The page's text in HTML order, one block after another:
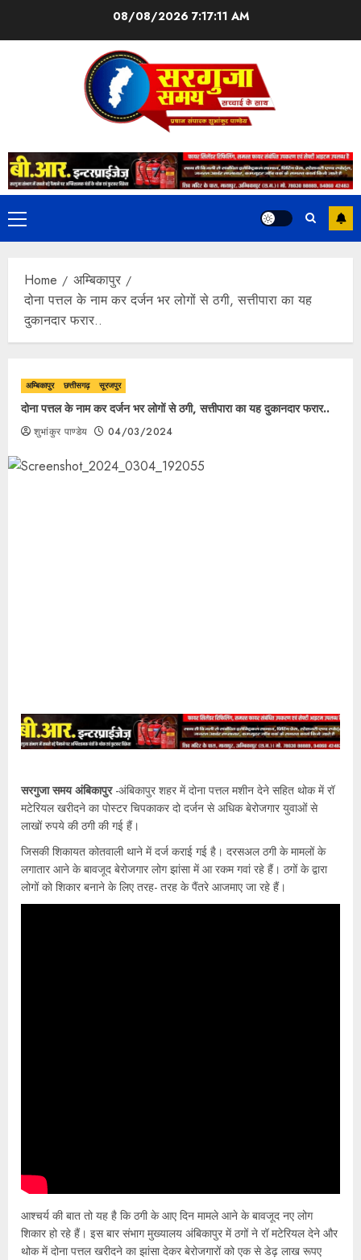
08/08/2026 7:17:11 AM
Home
अम्बिकापुर
दोना पत्तल के नाम कर दर्जन भर लोगों से ठगी, सत्तीपारा का यह
दुकानदार फरार..
अम्बिकापुर छत्तीसगढ़ सूरजपुर
दोना पत्तल के नाम कर दर्जन भर लोगों से ठगी, सत्तीपारा का यह दुकानदार फरार..
शुभांकुर पाण्डेय 04/03/2024
सरगुजा समय अंबिकापुर-अंबिकापुर शहर में दोना पत्तल मशीन देने सहित थोक में रॉ
मटेरियल खरीदने का पोस्टर चिपकाकर दो दर्जन से अधिक बेरोजगार युवाओं से
लाखों रुपये की ठगी की गई हैं।
जिसकी शिकायत कोतवाली थाने में दर्ज कराई गई है। दरसअल ठगी के मामलों के
लगातार आने के बावजूद बेरोजगार लोग झांसा में आ रकम गवां रहे हैं। ठगों के द्वारा
लोगों को शिकार बनाने के लिए तरह- तरह के पैंतरे आजमाए जा रहे हैं।
आश्चर्य की बात तो यह है कि ठगी के आए दिन मामले आने के बावजूद नए लोग
शिकार हो रहे हैं। इस बार संभाग मुख्यालय अंबिकापुर में ठगों ने रॉ मटेरियल देने और
थोक में दोना पत्तल खरीदने का झांसा देकर बेरोजगारों को एक से डेढ़ लाख रूपए